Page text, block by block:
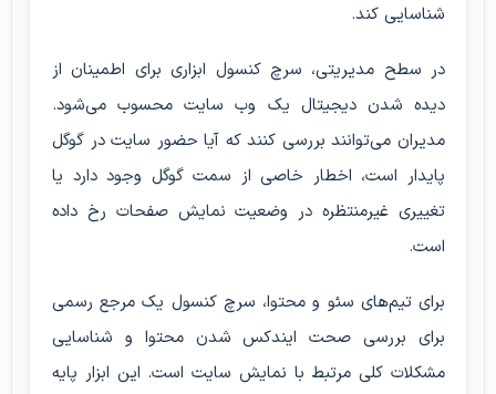
شناسایی کند.
در سطح مدیریتی، سرچ کنسول ابزاری برای اطمینان از
دیده شدن دیجیتال یک وب سایت محسوب می‌شود.
مدیران می‌توانند بررسی کنند که آیا حضور سایت در گوگل
پایدار است، اخطار خاصی از سمت گوگل وجود دارد یا
تغییری غیرمنتظره در وضعیت نمایش صفحات رخ داده
است.
برای تیم‌های سئو و محتوا، سرچ کنسول یک مرجع رسمی
برای بررسی صحت ایندکس شدن محتوا و شناسایی
مشکلات کلی مرتبط با نمایش سایت است. این ابزار پایه